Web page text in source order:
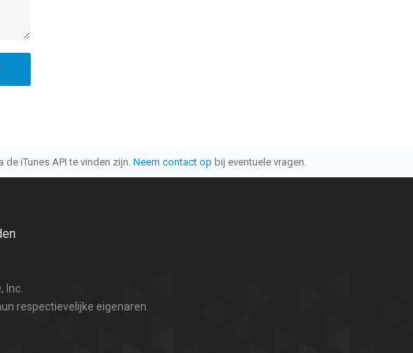
iTunes API te vinden zijn. Neem contact op bij eventuele vragen.
Inc.
respectievelijke eigenaren.